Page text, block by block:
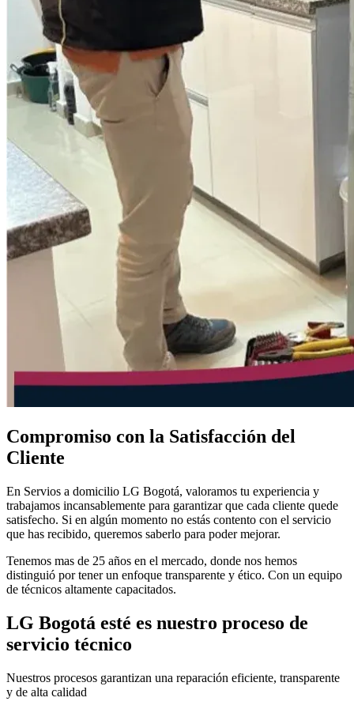
Compromiso con la Satisfacción del
Cliente
En Servios a domicilio LG Bogotá, valoramos tu experiencia y
trabajamos incansablemente para garantizar que cada cliente quede
satisfecho. Si en algún momento no estás contento con el servicio
que has recibido, queremos saberlo para poder mejorar.
Tenemos mas de 25 años en el mercado, donde nos hemos
distinguió por tener un enfoque transparente y ético. Con un equipo
de técnicos altamente capacitados.
LG Bogotá esté es nuestro proceso de
servicio técnico
Nuestros procesos garantizan una reparación eficiente, transparente
y de alta calidad